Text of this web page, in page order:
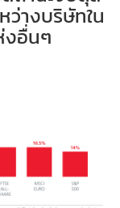
ว่างบริษัทใน
งอื่นๆ